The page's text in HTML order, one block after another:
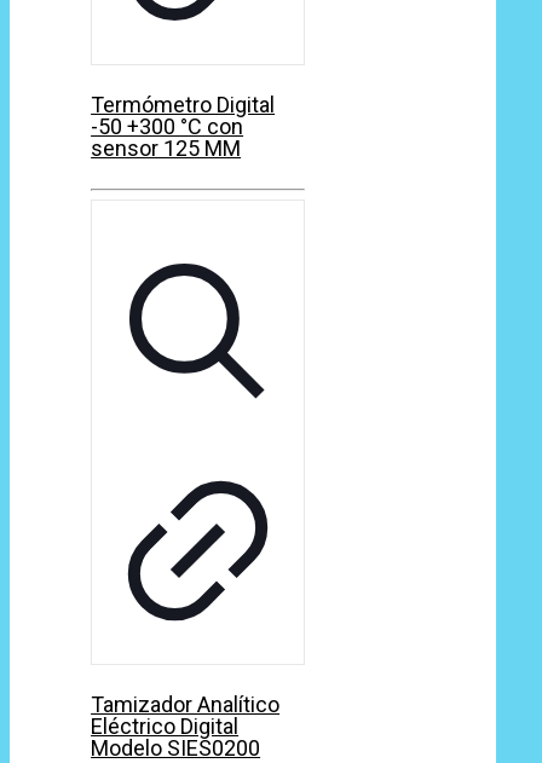
Termómetro Digital
-50 +300 °C con
sensor 125 MM
Tamizador Analítico
Eléctrico Digital
Modelo SIES0200